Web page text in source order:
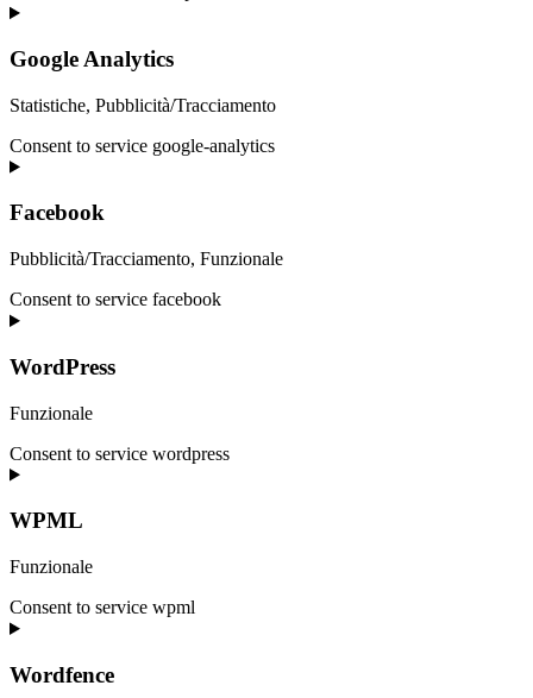
Google Analytics
Statistiche, Pubblicità/Tracciamento
Consent to service google-analytics
Facebook
Pubblicità/Tracciamento, Funzionale
Consent to service facebook
WordPress
Funzionale
Consent to service wordpress
WPML
Funzionale
Consent to service wpml
Wordfence